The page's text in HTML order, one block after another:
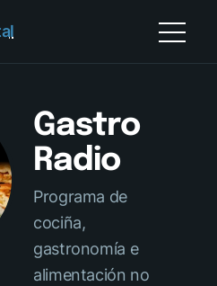
Gastro
Radio
Programa de
cociña,
gastronomía e
alimentación no